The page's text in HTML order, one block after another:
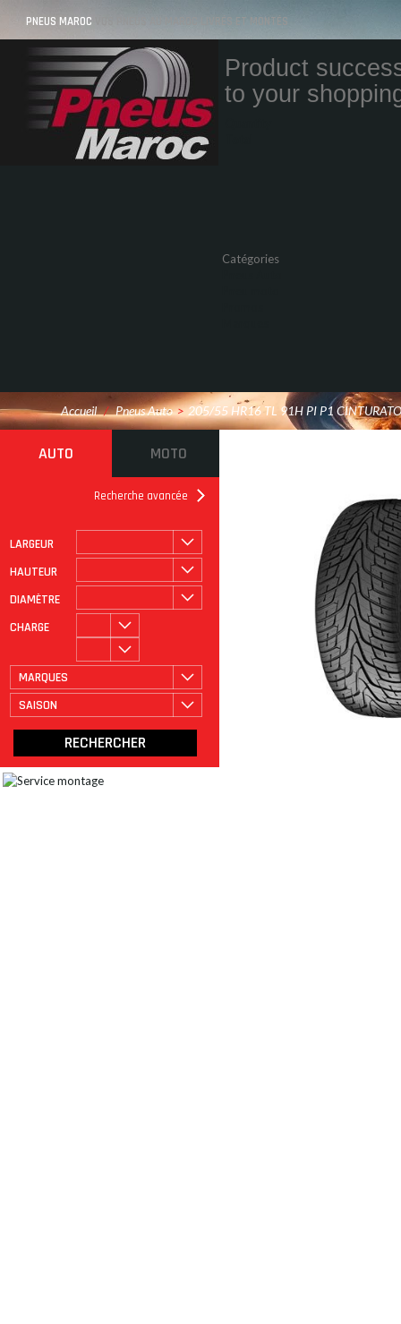
PNEUS MAROC VOS PNEUS AU MAROC LIVRÉS ET MONTÉS
Product
to your
Catégories
Accueil / Pneus Auto > 205/55 HR16 TL 91H PI P1
AUTO MOTO
Recherche avancée
LARGEUR
HAUTEUR
DIAMÈTRE
CHARGE
MARQUES
SAISON
ROULAGE À PLAT